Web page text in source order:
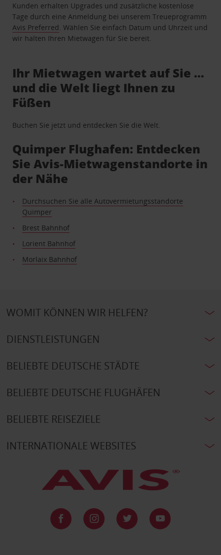
Kunden erhalten Upgrades und zusätzliche kostenlose
Tage durch eine Anmeldung bei unserem Treueprogramm
Avis Preferred . Wählen Sie einfach Datum und Uhrzeit und
wir halten Ihren Mietwagen für Sie bereit.
Ihr Mietwagen wartet auf Sie …
und die Welt liegt Ihnen zu
Füßen
Buchen Sie jetzt und entdecken Sie die Welt.
Quimper Flughafen: Entdecken
Sie Avis-Mietwagenstandorte in
der Nähe
Durchsuchen Sie alle Autovermietungsstandorte
Quimper
Brest Bahnhof
Lorient Bahnhof
Morlaix Bahnhof
WOMIT KÖNNEN WIR HELFEN?
DIENSTLEISTUNGEN
BELIEBTE DEUTSCHE STÄDTE
BELIEBTE DEUTSCHE FLUGHÄFEN
BELIEBTE REISEZIELE
INTERNATIONALE WEBSITES